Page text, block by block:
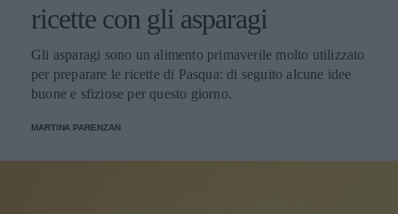
ricette con gli asparagi
Gli asparagi sono un alimento primaverile molto utilizzato
per preparare le ricette di Pasqua: di seguito alcune idee
buone e sfiziose per questo giorno.
MARTINA PARENZAN